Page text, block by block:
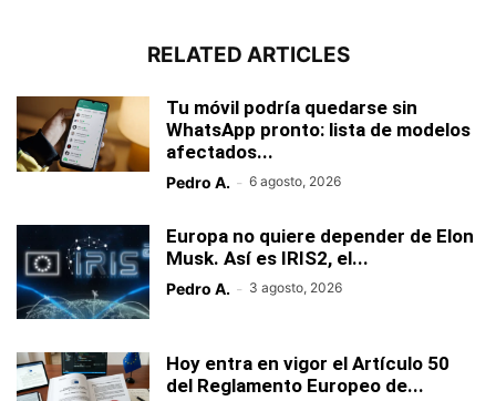
RELATED ARTICLES
Tu móvil podría quedarse sin
WhatsApp pronto: lista de modelos
afectados...
Pedro A. - 6 agosto, 2026
Europa no quiere depender de Elon
Musk. Así es IRIS2, el...
Pedro A. - 3 agosto, 2026
Hoy entra en vigor el Artículo 50
del Reglamento Europeo de...